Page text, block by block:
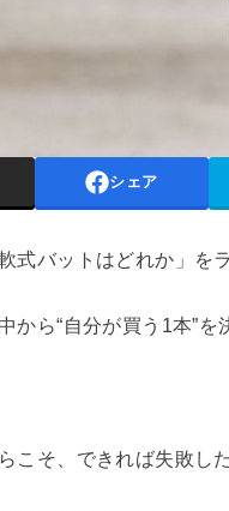
シェア
式バットはどれか」を
から“自分が買う1本”を
こそ、できれば失敗し